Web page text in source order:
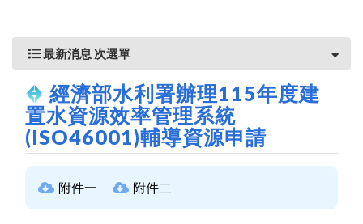
最新消息 次選單
經濟部水利署辦理115年度建
置水資源效率管理系統
(ISO46001)輔導資源申請
附件一 附件二